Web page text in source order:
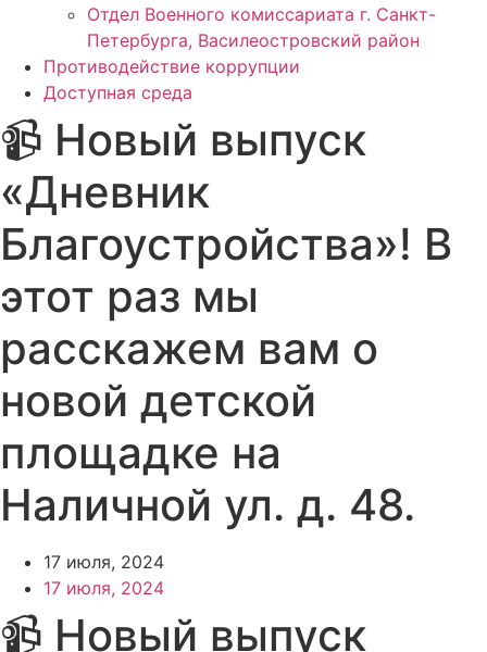
Отдел Военного комиссариата г. Санкт-
Петербурга, Василеостровский район
Противодействие коррупции
Доступная среда
📹 Новый выпуск
«Дневник
Благоустройства»! В
этот раз мы
расскажем вам о
новой детской
площадке на
Наличной ул. д. 48.
17 июля, 2024
17 июля, 2024
📹 Новый выпуск